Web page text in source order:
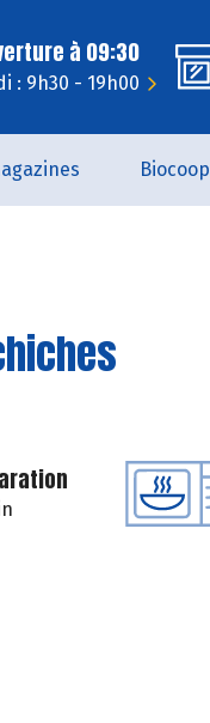
à 09:30
: 9h30 - 19h00
Biocoop